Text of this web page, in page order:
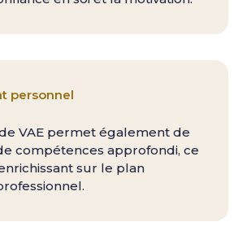
personnel
VAE permet également de
compétences approfondi, ce
sur le plan